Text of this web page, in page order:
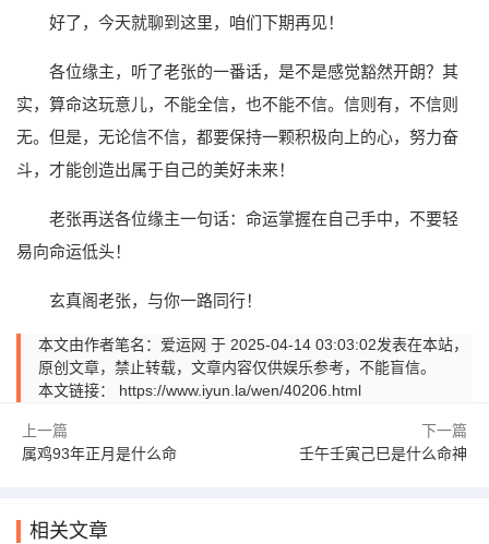
好了，今天就聊到这里，咱们下期再见！
各位缘主，听了老张的一番话，是不是感觉豁然开朗？其
实，算命这玩意儿，不能全信，也不能不信。信则有，不信则
无。但是，无论信不信，都要保持一颗积极向上的心，努力奋
斗，才能创造出属于自己的美好未来！
老张再送各位缘主一句话：命运掌握在自己手中，不要轻
易向命运低头！
玄真阁老张，与你一路同行！
本文由作者笔名：爱运网 于 2025-04-14 03:03:02发表在本站，
原创文章，禁止转载，文章内容仅供娱乐参考，不能盲信。
本文链接： https://www.iyun.la/wen/40206.html
上一篇
属鸡93年正月是什么命
下一篇
壬午壬寅己巳是什么命神
相关文章